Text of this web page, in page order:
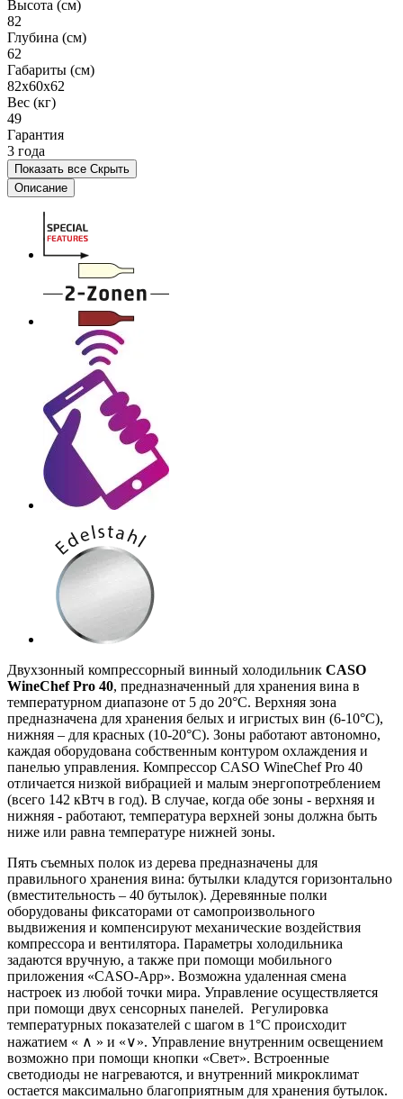
Высота (см)
82
Глубина (см)
62
Габариты (см)
82x60x62
Вес (кг)
49
Гарантия
3 года
Показать все Скрыть
Описание
Двухзонный компрессорный винный холодильник CASO
WineChef Pro 40, предназначенный для хранения вина в
температурном диапазоне от 5 до 20°C. Верхняя зона
предназначена для хранения белых и игристых вин (6-10°C),
нижняя – для красных (10-20°C). Зоны работают автономно,
каждая оборудована собственным контуром охлаждения и
панелью управления. Компрессор CASO WineChef Pro 40
отличается низкой вибрацией и малым энергопотреблением
(всего 142 кВтч в год). В случае, когда обе зоны - верхняя и
нижняя - работают, температура верхней зоны должна быть
ниже или равна температуре нижней зоны.
Пять съемных полок из дерева предназначены для
правильного хранения вина: бутылки кладутся горизонтально
(вместительность – 40 бутылок). Деревянные полки
оборудованы фиксаторами от самопроизвольного
выдвижения и компенсируют механические воздействия
компрессора и вентилятора. Параметры холодильника
задаются вручную, а также при помощи мобильного
приложения «CASO-App». Возможна удаленная смена
настроек из любой точки мира. Управление осуществляется
при помощи двух сенсорных панелей. Регулировка
температурных показателей с шагом в 1°C происходит
нажатием « ∧ » и «∨». Управление внутренним освещением
возможно при помощи кнопки «Свет». Встроенные
светодиоды не нагреваются, и внутренний микроклимат
остается максимально благоприятным для хранения бутылок.